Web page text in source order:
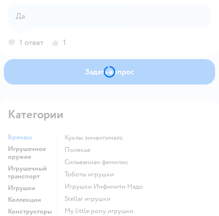
Да
1 ответ 1
Задать вопрос
Категории
Бренды
Игрушечное
оружие
Игрушечный
транспорт
Игрушки
Коллекции
Конструкторы
Куклы энчантималс
Полесье
Сильваниан фемилис
Тоботы игрушки
Игрушки Инфинити Надо
Stellar игрушки
my little pony игрушки